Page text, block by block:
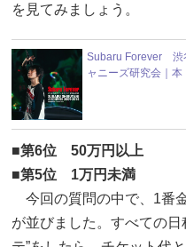
を見てみましょう。
Subaru Forever 渋
ャニーズ研究会｜本
■第6位 50万円以上
■第5位 1万円未満
今回の質問の中で、1番
が並びました。すべての日